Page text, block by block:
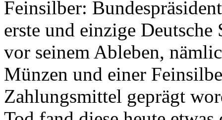
Feinsilber:
erste und einzige Deutsche
vor seinem Ableben,
Münzen und einer
Zahlungsmittel geprägt